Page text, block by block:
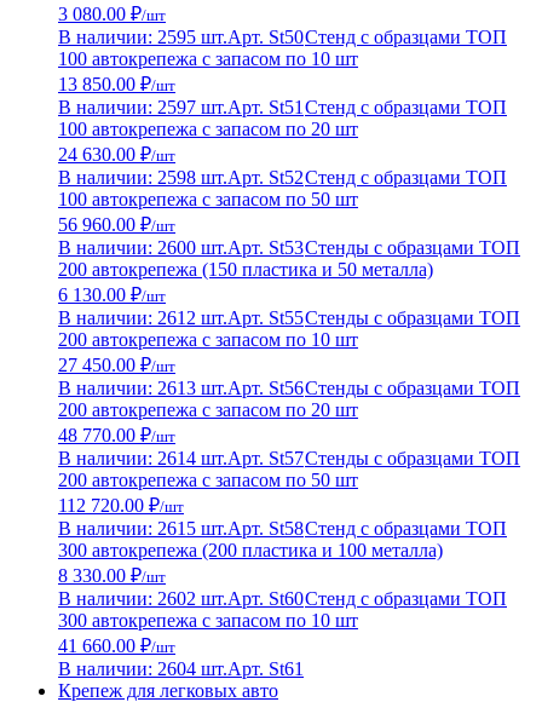
3 080.00 ₽/шт
В наличии: 2595 шт.Арт. St50Стенд с образцами ТОП
100 автокрепежа с запасом по 10 шт
13 850.00 ₽/шт
В наличии: 2597 шт.Арт. St51 Стенд с образцами ТОП
100 автокрепежа с запасом по 20 шт
24 630.00 ₽/шт
В наличии: 2598 шт.Арт. St52Стенд с образцами ТОП
100 автокрепежа с запасом по 50 шт
56 960.00 ₽/шт
В наличии: 2600 шт.Арт. St53Стенды с образцами ТОП
200 автокрепежа (150 пластика и 50 металла)
6 130.00 ₽/шт
В наличии: 2612 шт.Арт. St55Стенды с образцами ТОП
200 автокрепежа с запасом по 10 шт
27 450.00 ₽/шт
В наличии: 2613 шт.Арт. St56Стенды с образцами ТОП
200 автокрепежа с запасом по 20 шт
48 770.00 ₽/шт
В наличии: 2614 шт.Арт. St57Стенды с образцами ТОП
200 автокрепежа с запасом по 50 шт
112 720.00 ₽/шт
В наличии: 2615 шт.Арт. St58Стенд с образцами ТОП
300 автокрепежа (200 пластика и 100 металла)
8 330.00 ₽/шт
В наличии: 2602 шт.Арт. St60Стенд с образцами ТОП
300 автокрепежа с запасом по 10 шт
41 660.00 ₽/шт
В наличии: 2604 шт.Арт. St61
Крепеж для легковых авто